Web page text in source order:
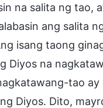
na salita ng tao,
ang salita
isang taong
Diyos na
tao ay
Diyos. Dito,